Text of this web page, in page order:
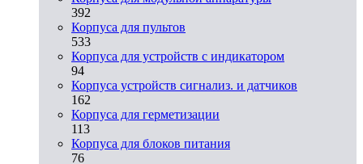
392
Корпуса для пультов
533
Корпуса для устройств с индикатором
94
Корпуса устройств сигнализ. и датчиков
162
Корпуса для герметизации
113
Корпуса для блоков питания
76